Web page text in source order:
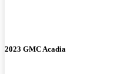
2023 GMC Acadia